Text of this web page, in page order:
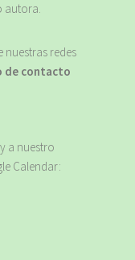
autora.
redes
de contacto
a nuestro
Calendar: